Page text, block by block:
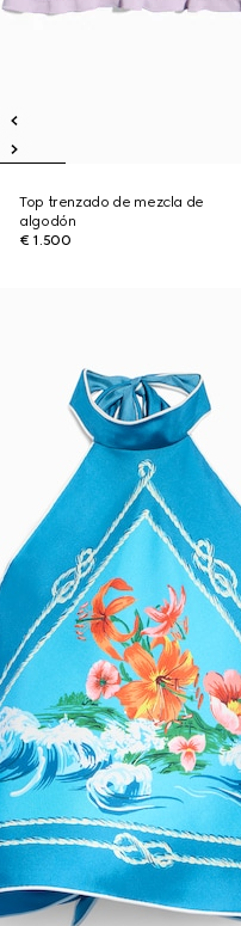
Top trenzado de mezcla de
algodón
€ 1.500